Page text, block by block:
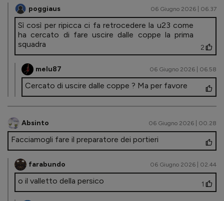
poggiaus 06 Giugno 2026 | 06.37
Sì così per ripicca ci fa retrocedere la u23 come
ha cercato di fare uscire dalle coppe la prima
squadra
2
melu87 06 Giugno 2026 | 06.58
Cercato di uscire dalle coppe ? Ma per favore
Absinto 06 Giugno 2026 | 00.28
Facciamogli fare il preparatore dei portieri
farabundo 06 Giugno 2026 | 02.44
o il valletto della persico 1